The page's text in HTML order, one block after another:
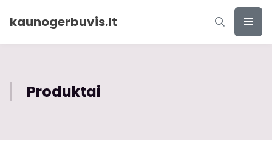
kaunogerbuvis.lt
Produktai